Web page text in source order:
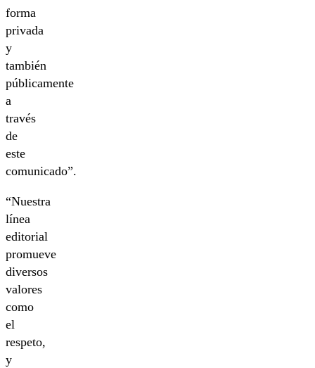
forma
privada
y
también
públicamente
a
través
de
este
comunicado”.
“Nuestra
línea
editorial
promueve
diversos
valores
como
el
respeto,
y